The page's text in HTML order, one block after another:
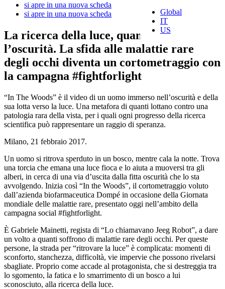
Global
IT
US
si apre in una nuova scheda
si apre in una nuova scheda
La ricerca della luce, quando scende
l’oscurità. La sfida alle malattie rare
degli occhi diventa un cortometraggio con
la campagna #fightforlight
“In The Woods” è il video di un uomo immerso nell’oscurità e della
sua lotta verso la luce. Una metafora di quanti lottano contro una
patologia rara della vista, per i quali ogni progresso della ricerca
scientifica può rappresentare un raggio di speranza.
Milano, 21 febbraio 2017.
Un uomo si ritrova sperduto in un bosco, mentre cala la notte. Trova
una torcia che emana una luce fioca e lo aiuta a muoversi tra gli
alberi, in cerca di una via d’uscita dalla fitta oscurità che lo sta
avvolgendo. Inizia così “In the Woods”, il cortometraggio voluto
dall’azienda biofarmaceutica Dompé in occasione della Giornata
mondiale delle malattie rare, presentato oggi nell’ambito della
campagna social #fightforlight.
È Gabriele Mainetti, regista di “Lo chiamavano Jeeg Robot”, a dare
un volto a quanti soffrono di malattie rare degli occhi. Per queste
persone, la strada per “ritrovare la luce” è complicata: momenti di
sconforto, stanchezza, difficoltà, vie impervie che possono rivelarsi
sbagliate. Proprio come accade al protagonista, che si destreggia tra
lo sgomento, la fatica e lo smarrimento di un bosco a lui
sconosciuto, alla ricerca della luce.